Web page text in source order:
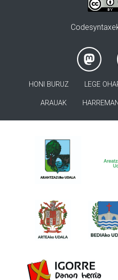
HONI BURUZ LEGE
ARAUAK